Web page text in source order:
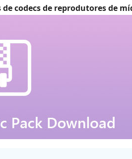
de codecs de reprodutores de